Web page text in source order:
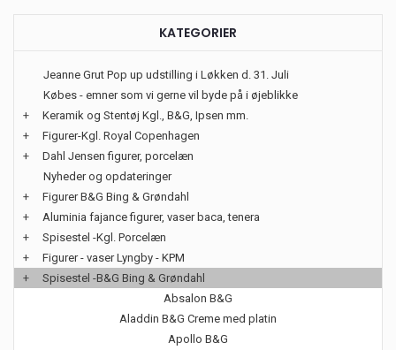
KATEGORIER
Jeanne Grut Pop up udstilling i Løkken d. 31. Juli
Købes - emner som vi gerne vil byde på i øjeblikke
+
Keramik og Stentøj Kgl., B&G, Ipsen mm.
+
Figurer-Kgl. Royal Copenhagen
+
Dahl Jensen figurer, porcelæn
Nyheder og opdateringer
+
Figurer B&G Bing & Grøndahl
+
Aluminia fajance figurer, vaser baca, tenera
+
Spisestel -Kgl. Porcelæn
+
Figurer - vaser Lyngby - KPM
+
Spisestel -B&G Bing & Grøndahl
Absalon B&G
Aladdin B&G Creme med platin
Apollo B&G